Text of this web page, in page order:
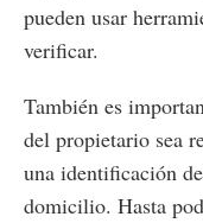
pueden usar
verificar.
También es
del propietario sea
una identificación
domicilio. Hasta